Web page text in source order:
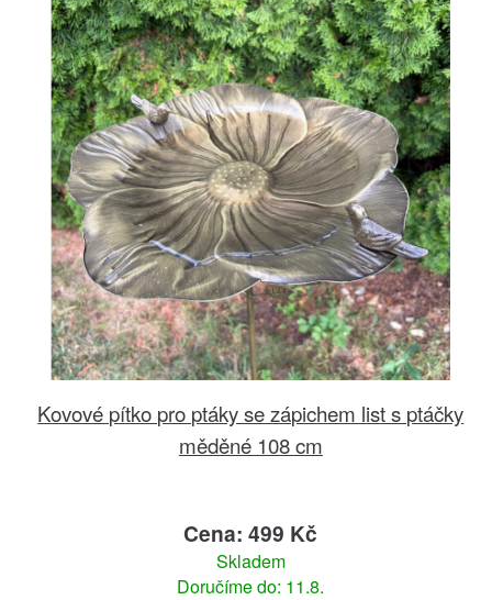
Kovové pítko pro ptáky se zápichem list s ptáčky
měděné 108 cm
Cena: 499 Kč
Skladem
Doručíme do: 11.8.